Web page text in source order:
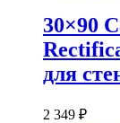
30×90
для
2 349 ₽